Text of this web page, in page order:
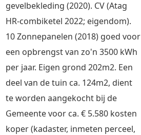
gevelbekleding (2020). CV (Atag
HR-combiketel 2022; eigendom).
10 Zonnepanelen (2018) goed voor
een opbrengst van zo'n 3500 kWh
per jaar. Eigen grond 202m2. Een
deel van de tuin ca. 124m2, dient
te worden aangekocht bij de
Gemeente voor ca. € 5.580 kosten
koper (kadaster, inmeten perceel,